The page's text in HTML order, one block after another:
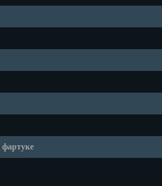
Мар
фартуке